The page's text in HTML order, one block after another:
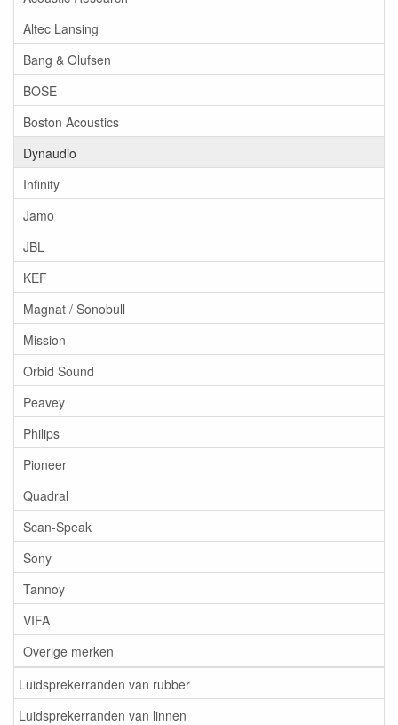
Altec Lansing
Bang & Olufsen
BOSE
Boston Acoustics
Dynaudio
Infinity
Jamo
JBL
KEF
Magnat / Sonobull
Mission
Orbid Sound
Peavey
Philips
Pioneer
Quadral
Scan-Speak
Sony
Tannoy
VIFA
Overige merken
Luidsprekerranden van rubber
Luidsprekerranden van linnen